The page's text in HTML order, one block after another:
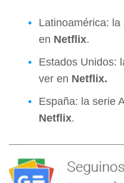
Latinoamérica:
en Netflix.
Estados Unidos:
ver en Netflix.
España: la serie
Netflix.